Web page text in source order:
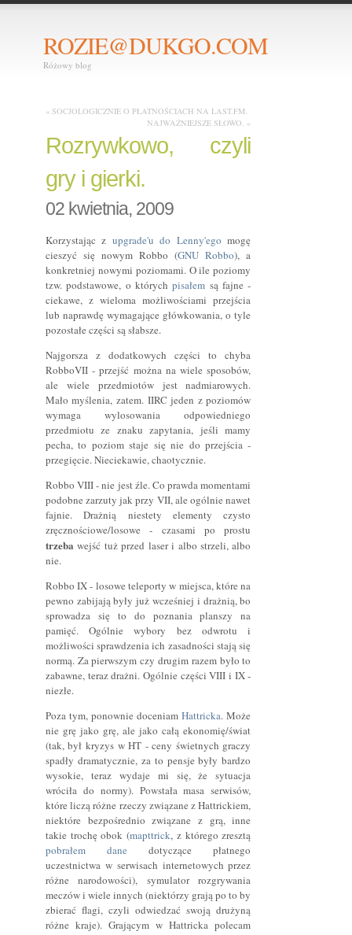
ROZIE@DUKGO.COM
Różowy blog
« SOCJOLOGICZNIE O PŁATNOŚCIACH NA LAST.FM.
NAJWAŻNIEJSZE SŁOWO. »
Rozrywkowo, czyli
gry i gierki.
02 kwietnia, 2009
Korzystając z upgrade'u do Lenny'ego mogę
cieszyć się nowym Robbo (GNU Robbo), a
konkretniej nowymi poziomami. O ile poziomy
tzw. podstawowe, o którychpisałem są fajne -
ciekawe, z wieloma możliwościami przejścia
lub naprawdę wymagające główkowania, o tyle
pozostałe części są słabsze.
Najgorsza z dodatkowych części to chyba
RobboVII - przejść można na wiele sposobów,
ale wiele przedmiotów jest nadmiarowych.
Mało myślenia, zatem. IIRC jeden z poziomów
wymaga wylosowania odpowiedniego
przedmiotu ze znaku zapytania, jeśli mamy
pecha, to poziom staje się nie do przejścia -
przegięcie. Nieciekawie, chaotycznie.
Robbo VIII - nie jest źle. Co prawda momentami
podobne zarzuty jak przy VII, ale ogólnie nawet
fajnie. Drażnią niestety elementy czysto
zręcznościowe/losowe - czasami po prostu
trzeba wejść tuż przed laser i albo strzeli, albo
nie.
Robbo IX - losowe teleporty w miejsca, które na
pewno zabijają były już wcześniej i drażnią, bo
sprowadza się to do poznania planszy na
pamięć. Ogólnie wybory bez odwrotu i
możliwości sprawdzenia ich zasadności stają się
normą. Za pierwszym czy drugim razem było to
zabawne, teraz drażni. Ogólnie części VIII i IX -
niezłe.
Poza tym, ponownie doceniamHattricka. Może
nie grę jako grę, ale jako całą ekonomię/świat
(tak, był kryzys w HT - ceny świetnych graczy
spadły dramatycznie, za to pensje były bardzo
wysokie, teraz wydaje mi się, że sytuacja
wróciła do normy). Powstała masa serwisów,
które liczą różne rzeczy związane z Hattrickiem,
niektóre bezpośrednio związane z grą, inne
takie trochę obok (mapttrick, z którego zresztą
pobrałem dane dotyczące płatnego
uczestnictwa w serwisach internetowych przez
różne narodowości), symulator rozgrywania
meczów i wiele innych (niektórzy grają po to by
zbierać flagi, czyli odwiedzać swoją drużyną
różne kraje). Grającym w Hattricka polecam